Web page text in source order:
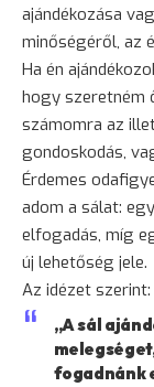
ajándékozása
minőségéről, az
Ha én
hogy szeretném
számomra az
gondoskodás,
Érdemes
adom a sálat:
elfogadás, míg
új lehetőség jele.
Az idézet szerint:
„A sál
fogadnánk